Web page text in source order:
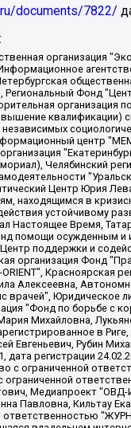
documents/7822/
Левады", Автономная некоммерческая организация социальной поддержки населения "Проект Апрель", Региональная общественная организация помощи женщинам и детям, находящимся в кризисной ситуации "Информационно-методический центр "Анна", Фонд содействия развитию массовых коммуникаций и правовому просвещению "Так-так-Так", Фонд содействия устойчивому развитию "Серебряная тайга", Свердловский региональный общественный фонд социальных проектов "Новое время", "Idel.Реалии", Кавказ.Реалии, Крым.Реалии, Телеканал Настоящее Время, Татаро-башкирская служба Радио Свобода (Azatliq Radiosi), Радио Свободная Европа/Радио Свобода (PCE/PC), "Сибирь.Реалии", "Фактограф", Благотворительный фонд помощи осужденным и их семьям, Автономная некоммерческая организация "Институт глобализации и социальных движений", Фонд "В защиту прав заключенных", Частное учреждение "Центр поддержки и содействия развитию средств массовой информации", Пензенский региональный общественный благотворительный фонд "Гражданский союз", "Север.Реалии", Некоммерческая организация Фонд "Правовая инициатива", Общество с ограниченной ответственностью "Радио Свободная Европа/Радио Свобода", Чешское информационное агентство "MEDIUM-ORIENT",